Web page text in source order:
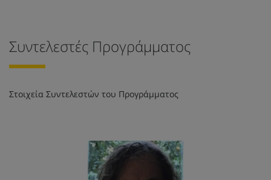
Συντελεστές Προγράμματος
Στοιχεία Συντελεστών του Προγράμματος